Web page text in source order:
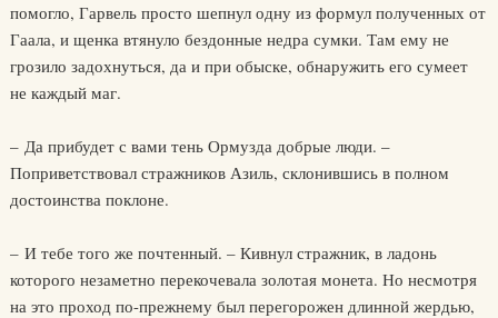
помогло, Гарвель просто шепнул одну из формул полученных от
Гаала, и щенка втянуло бездонные недра сумки. Там ему не
грозило задохнуться, да и при обыске, обнаружить его сумеет
не каждый маг.
– Да прибудет с вами тень Ормузда добрые люди. –
Поприветствовал стражников Азиль, склонившись в полном
достоинства поклоне.
– И тебе того же почтенный. – Кивнул стражник, в ладонь
которого незаметно перекочевала золотая монета. Но несмотря
на это проход по-прежнему был перегорожен длинной жердью,